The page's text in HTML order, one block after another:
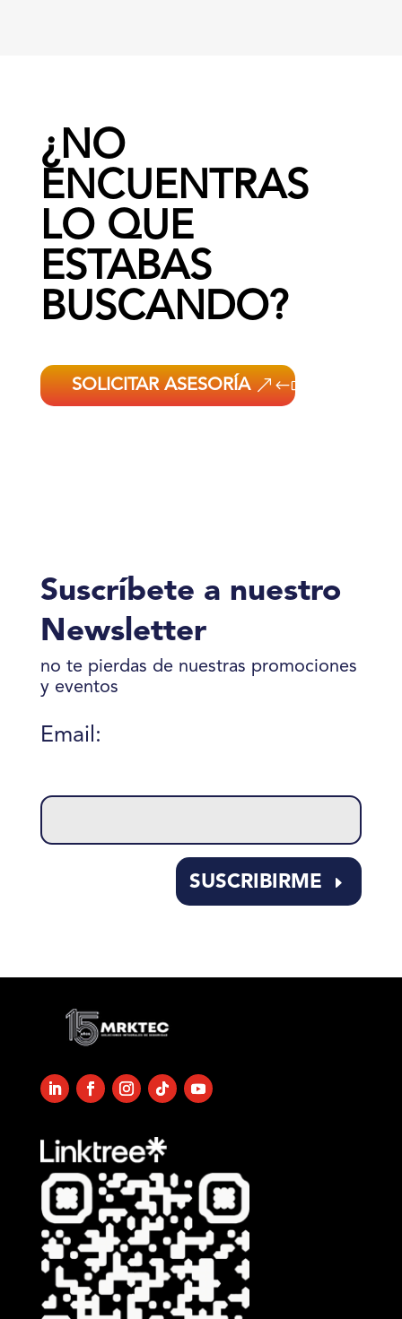
¿NO
ENCUENTRAS
LO QUE
ESTABAS
BUSCANDO?
SOLICITAR ASESORÍA
Suscríbete a nuestro
Newsletter
no te pierdas de nuestras promociones
y eventos
Email:
leave
field
SUSCRIBIRME